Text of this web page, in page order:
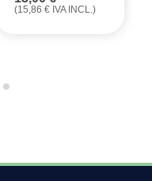
(15,86 € IVA INCL.)